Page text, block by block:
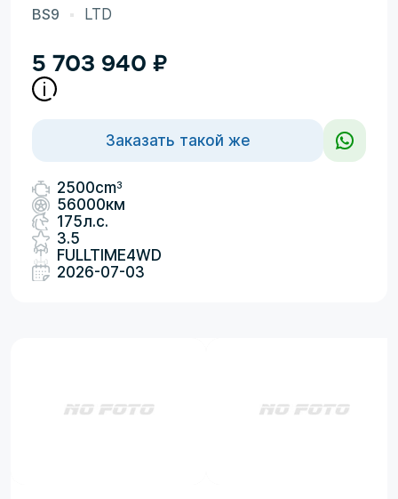
BS9 LTD
5 703 940 ₽
Заказать такой же
2500cm3
56000км
175л.с.
3.5
FULLTIME4WD
2026-07-03